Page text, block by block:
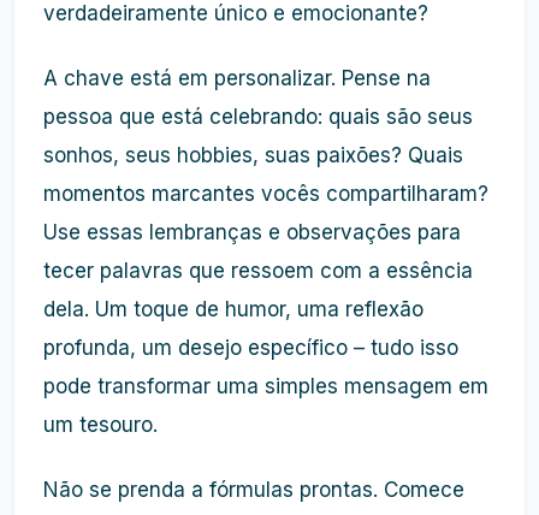
verdadeiramente único e emocionante?
A chave está em personalizar. Pense na
pessoa que está celebrando: quais são seus
sonhos, seus hobbies, suas paixões? Quais
momentos marcantes vocês compartilharam?
Use essas lembranças e observações para
tecer palavras que ressoem com a essência
dela. Um toque de humor, uma reflexão
profunda, um desejo específico – tudo isso
pode transformar uma simples mensagem em
um tesouro.
Não se prenda a fórmulas prontas. Comece